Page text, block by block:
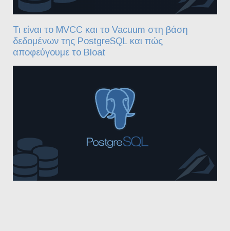
Τι είναι το MVCC και το Vacuum στη βάση
δεδομένων της PostgreSQL και πώς
αποφεύγουμε το Bloat